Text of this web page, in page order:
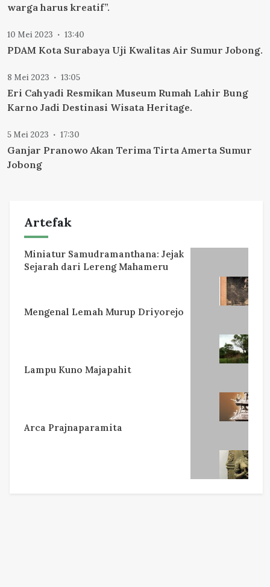
warga harus kreatif”.
10 Mei 2023 13:40
PDAM Kota Surabaya Uji Kwalitas Air Sumur Jobong.
8 Mei 2023 13:05
Eri Cahyadi Resmikan Museum Rumah Lahir Bung
Karno Jadi Destinasi Wisata Heritage.
5 Mei 2023 17:30
Ganjar Pranowo Akan Terima Tirta Amerta Sumur
Jobong
Artefak
Miniatur Samudramanthana: Jejak
Sejarah dari Lereng Mahameru
Mengenal Lemah Murup Driyorejo
Lampu Kuno Majapahit
Arca Prajnaparamita